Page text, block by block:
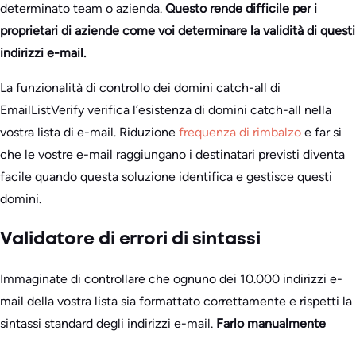
determinato team o azienda. Questo rende difficile per i
proprietari di aziende come voi determinare la validità di questi
indirizzi e-mail.
La funzionalità di controllo dei domini catch-all di
EmailListVerify verifica l’esistenza di domini catch-all nella
vostra lista di e-mail. Riduzione frequenza di rimbalzo e far sì
che le vostre e-mail raggiungano i destinatari previsti diventa
facile quando questa soluzione identifica e gestisce questi
domini.
Validatore di errori di sintassi
Immaginate di controllare che ognuno dei 10.000 indirizzi e-
mail della vostra lista sia formattato correttamente e rispetti la
sintassi standard degli indirizzi e-mail. Farlo manualmente